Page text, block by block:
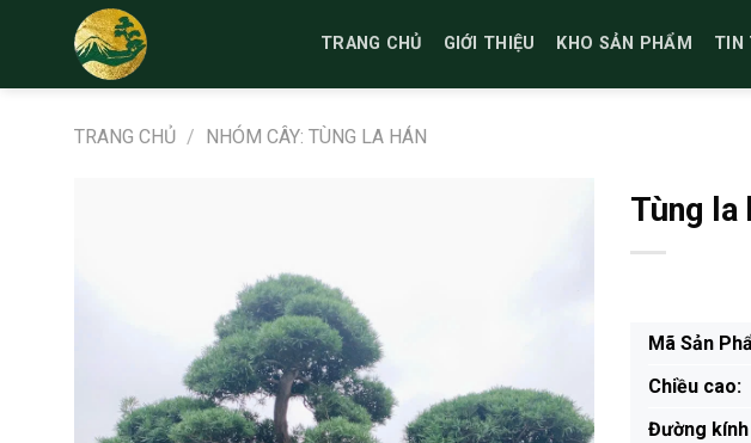
TRANG CHỦ GIỚI THIỆU KHO SẢN PHẨM TIN
TRANG CHỦ / NHÓM CÂY: TÙNG LA HÁN
Tùng la
Mã Sản
Chiều cao:
Đường